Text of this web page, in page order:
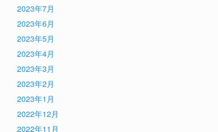
2023年7月
2023年6月
2023年5月
2023年4月
2023年3月
2023年2月
2023年1月
2022年12月
2022年11月